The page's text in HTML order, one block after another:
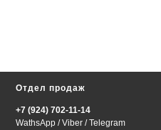
Отдел продаж
+7 (924) 702-11-14
WathsApp /Viber /Telegram